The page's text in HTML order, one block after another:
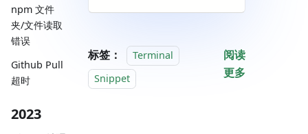
npm 文件
夹/文件读取
错误
Github Pull
超时
2023
标签：
Terminal
Snippet
阅读
更多